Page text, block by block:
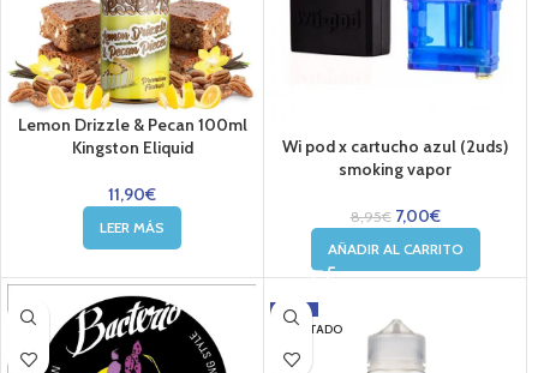
Lemon Drizzle & Pecan 100ml
Kingston Eliquid
11,90€
LEER MÁS
Wi pod x cartucho azul (2uds)
smoking vapor
8,95€ 7,00€
AÑADIR AL CARRITO
-8%
AGOTADO